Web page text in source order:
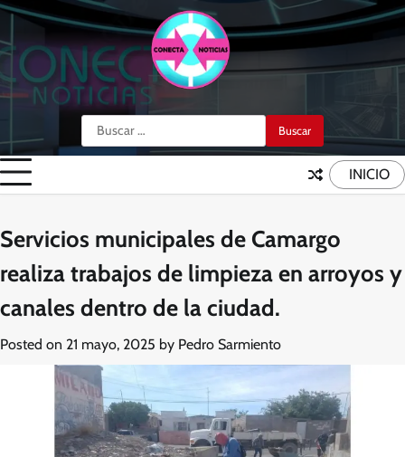
Skip
content
Buscar:
INICIO
Servicios municipales de Camargo
realiza trabajos de limpieza en arroyos y
canales dentro de la ciudad.
Posted on 21 mayo, 2025 by Pedro Sarmiento